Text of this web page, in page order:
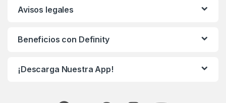
Avisos legales
Beneficios con Definity
¡Descarga Nuestra App!